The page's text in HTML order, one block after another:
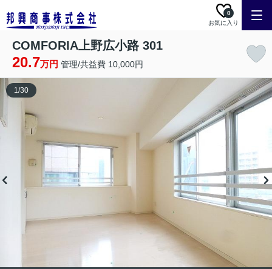
お気に入り
0
COMFORIA上野広小路 301
20.7万円 管理/共益費 10,000円
1/30